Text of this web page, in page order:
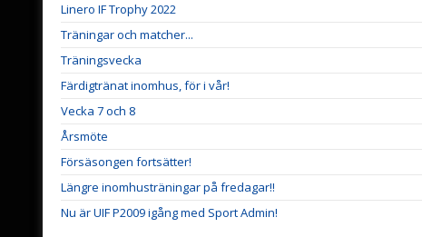
Linero IF Trophy 2022
Träningar och matcher...
Träningsvecka
Färdigtränat inomhus, för i vår!
Vecka 7 och 8
Årsmöte
Försäsongen fortsätter!
Längre inomhusträningar på fredagar!!
Nu är UIF P2009 igång med Sport Admin!